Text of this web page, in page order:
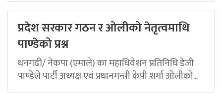
प्रदेश सरकार गठन र ओलीको नेतृत्वमाथि
पाण्डेको प्रश्न
धनगढी/ नेकपा (एमाले) का महाधिवेशन प्रतिनिधि डेजी
पाण्डेले पार्टी अध्यक्ष एवं प्रधानमन्त्री केपी शर्मा ओलीको...